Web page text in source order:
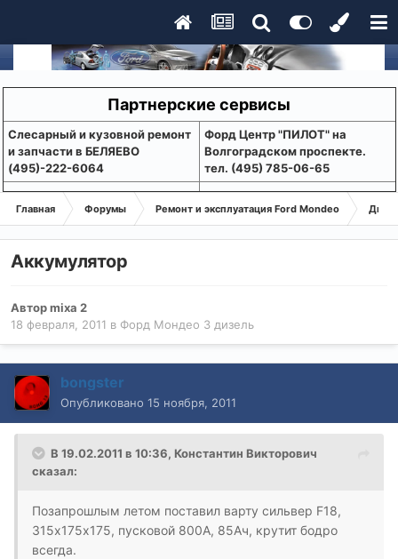
Партнерские сервисы
Слесарный и кузовной ремонт
и запчасти в БЕЛЯЕВО
(495)-222-6064
Форд Центр "ПИЛОТ" на
Волгоградском проспекте.
тел. (495) 785-06-65
Главная Форумы Ремонт и эксплуатация Ford Mondeo
Аккумулятор
Авторmixa 2
18 февраля, 2011 в Форд Мондео 3 дизель
bongster
Опубликовано 15 ноября, 2011
В 19.02.2011 в 10:36, Константин Викторович
сказал:
Позапрошлым летом поставил варту сильвер F18,
315х175х175, пусковой 800А, 85Ач, крутит бодро
всегда.